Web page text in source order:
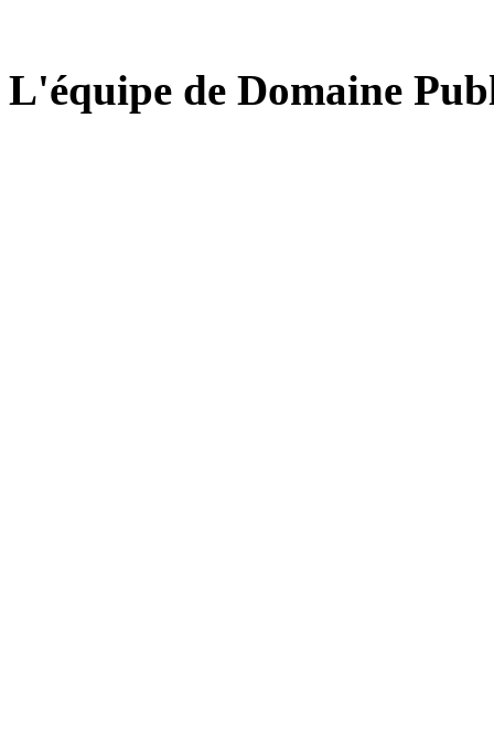
L'équipe de Domaine